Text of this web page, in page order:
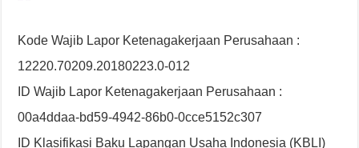
Kode Wajib Lapor Ketenagakerjaan Perusahaan :
12220.70209.20180223.0-012
ID Wajib Lapor Ketenagakerjaan Perusahaan :
00a4ddaa-bd59-4942-86b0-0cce5152c307
ID Klasifikasi Baku Lapangan Usaha Indonesia (KBLI)